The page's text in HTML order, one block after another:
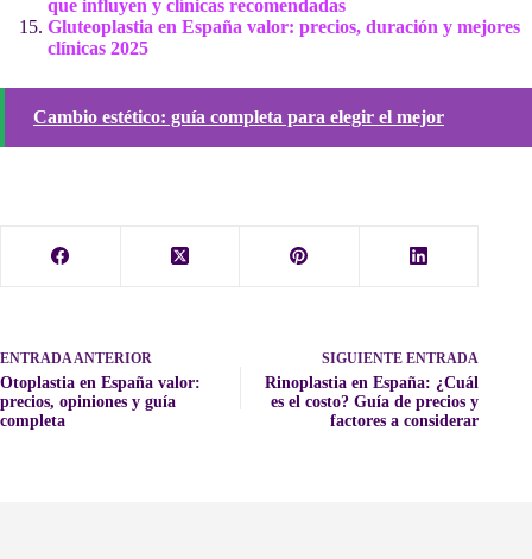
que influyen y clínicas recomendadas
Gluteoplastia en España valor: precios, duración y mejores
clínicas 2025
Cambio estético: guía completa para elegir el mejor
ENTRADA ANTERIOR
Otoplastia en España valor:
precios, opiniones y guía
completa
SIGUIENTEENTRADA
Rinoplastia en España: ¿Cuál
es el costo? Guía de precios y
factores a considerar